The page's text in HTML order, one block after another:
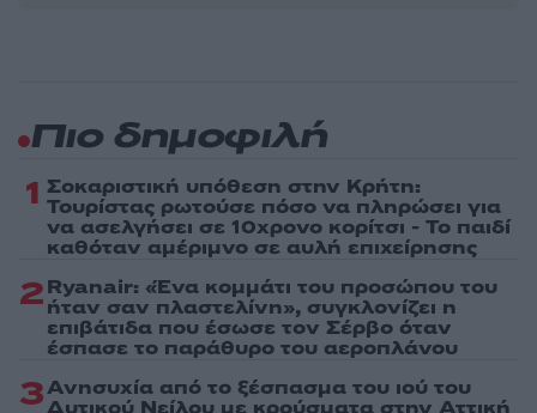
Πιο δημοφιλή
1 Σοκαριστική υπόθεση στην Κρήτη:
Τουρίστας ρωτούσε πόσο να πληρώσει για
να ασελγήσει σε 10χρονο κορίτσι - Το παιδί
καθόταν αμέριμνο σε αυλή επιχείρησης
2Ryanair: «Ένα κομμάτι του προσώπου του
ήταν σαν πλαστελίνη», συγκλονίζει η
επιβάτιδα που έσωσε τον Σέρβο όταν
έσπασε το παράθυρο του αεροπλάνου
3Ανησυχία από το ξέσπασμα του ιού του